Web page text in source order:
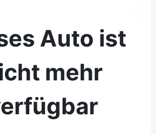
Auto ist
mehr